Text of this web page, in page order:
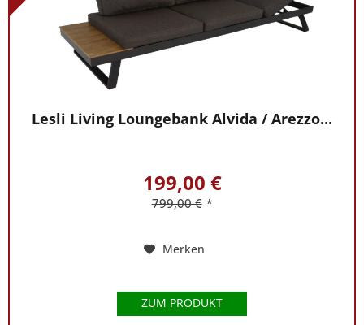
Lesli Living Loungebank Alvida / Arezzo...
199,00 €
799,00 € *
Merken
ZUM PRODUKT